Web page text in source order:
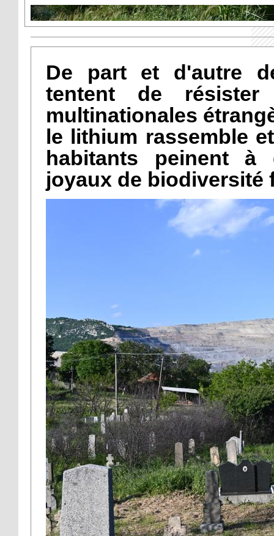
De part et d'autre
tentent de
multinationales
le lithium rassemble
habitants peinent à
joyaux de biodiversité